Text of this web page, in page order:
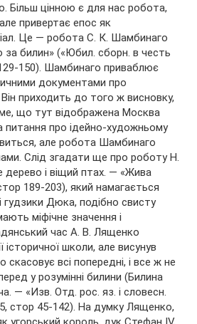
Більш цінною є для нас робота,
привертає епос як
Це — робота С. К. Шамбинаго
за билин» («Юбил. сборн. в честь
150). Шамбинаго приваблює
документами про
приходить до того ж висновку,
що тут відображена Москва
питання про ідейно-художньому
але робота Шамбинаго
Слід згадати ще про роботу Н.
і віщий птах. — «Жива
189-203), який намагається
Дюка, подібно свисту
міфічне значення і
час А. В. Лященко
школи, але висунув
скасовує всі попередні, і все ж не
у розумінні билини (Билина
— «Изв. Отд. рос. яз. і словесн.
стор 45-142). На думку Лященко,